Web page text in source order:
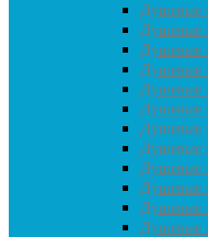
Душевые
Душевые
Душевые
Душевые
Душевые
Душевые
Душевые
Душевые
Душевые
Душевые
Душевые
Душевые